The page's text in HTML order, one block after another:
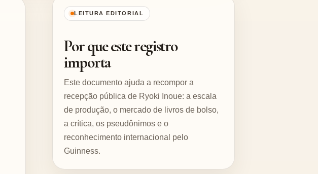
LEITURA EDITORIAL
Por que este registro
importa
Este documento ajuda a recompor a
recepção pública de Ryoki Inoue: a escala
de produção, o mercado de livros de bolso,
a crítica, os pseudônimos e o
reconhecimento internacional pelo
Guinness.